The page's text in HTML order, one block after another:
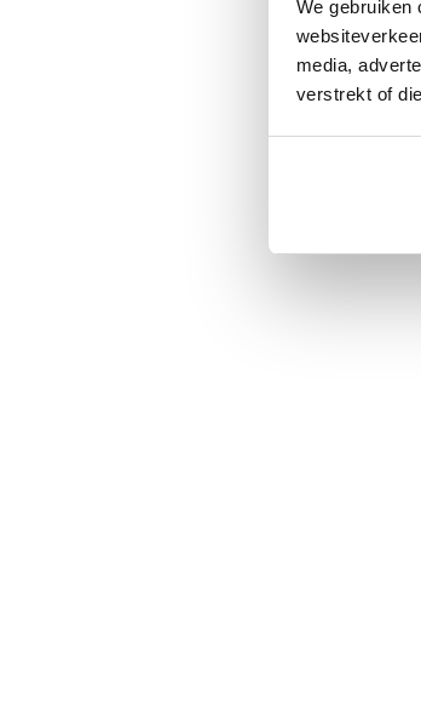
We gebruiken
media,
verstrekt of